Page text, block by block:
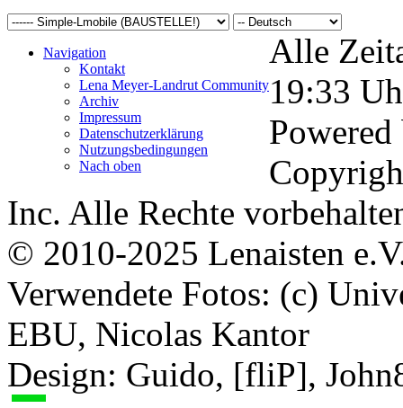
Navigation
Kontakt
Lena Meyer-Landrut Community
Archiv
Impressum
Datenschutzerklärung
Nutzungsbedingungen
Nach oben
Alle
19:33
Inc. Alle Rechte
© 2010-2025 Lenaisten
Verwendete Fotos: (c)
EBU, Nicolas Kantor
Design: Guido, [fliP],